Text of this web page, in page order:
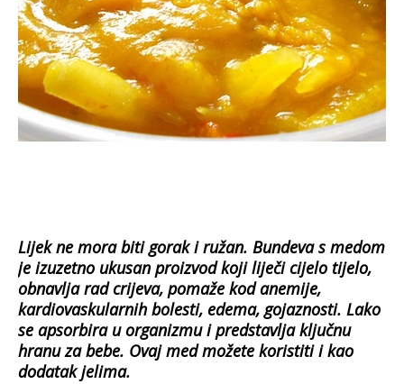
Lijek ne mora biti gorak i ružan. Bundeva s medom
je izuzetno ukusan proizvod koji liječi cijelo tijelo,
obnavlja rad crijeva, pomaže kod anemije,
kardiovaskularnih bolesti, edema, gojaznosti. Lako
se apsorbira u organizmu i predstavlja ključnu
hranu za bebe. Ovaj med možete koristiti i kao
dodatak jelima.